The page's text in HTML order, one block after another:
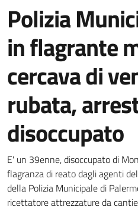
Polizia
in flagrante
cercava di
rubata,
disoccupato
Dettagli della
E' un 39enne, disoccupato di
flagranza di reato dagli agenti
della Polizia Municipale di
ricettatore attrezzature da